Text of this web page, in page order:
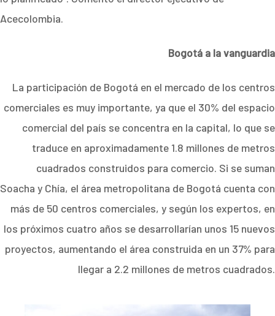
Acecolombia.
Bogotá a la vanguardia
La participación de Bogotá en el mercado de los centros
comerciales es muy importante, ya que el 30% del espacio
comercial del país se concentra en la capital, lo que se
traduce en aproximadamente 1.8 millones de metros
cuadrados construidos para comercio. Si se suman
Soacha y Chía, el área metropolitana de Bogotá cuenta con
más de 50 centros comerciales, y según los expertos, en
los próximos cuatro años se desarrollarían unos 15 nuevos
proyectos, aumentando el área construida en un 37% para
llegar a 2.2 millones de metros cuadrados.